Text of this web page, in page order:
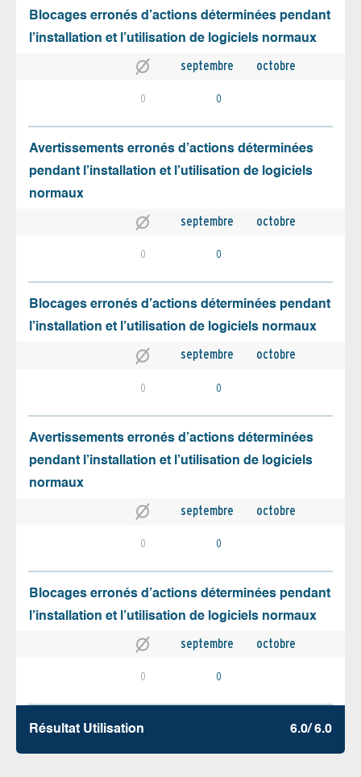
Blocages erronés d’actions déterminées pendant
l’installation et l’utilisation de logiciels normaux
septembre octobre
0 0
Avertissements erronés d’actions déterminées
pendant l’installation et l’utilisation de logiciels
normaux
septembre octobre
0 0
Blocages erronés d’actions déterminées pendant
l’installation et l’utilisation de logiciels normaux
septembre octobre
0 0
Avertissements erronés d’actions déterminées
pendant l’installation et l’utilisation de logiciels
normaux
septembre octobre
0 0
Blocages erronés d’actions déterminées pendant
l’installation et l’utilisation de logiciels normaux
septembre octobre
0 0
Résultat Utilisation 6.0/ 6.0